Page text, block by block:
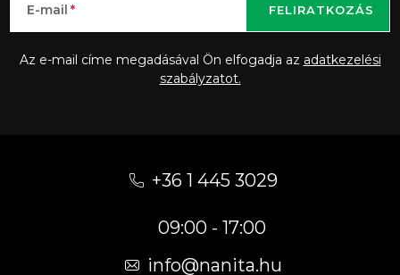
E-mail
Az e-mail címe megadásával Ön elfogadja az adatkezelési
szabályzatot.
FELIRATKOZÁS
+36 1 445 3029
09:00 - 17:00
info@nanita.hu